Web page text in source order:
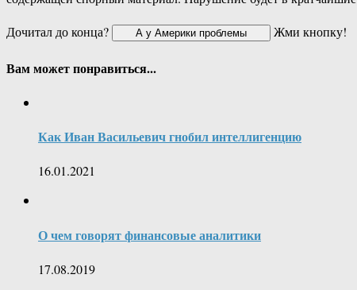
Дочитал до конца?
Жми кнопку!
Вам может понравиться...
Как Иван Васильевич гнобил интеллигенцию
16.01.2021
О чем говорят финансовые аналитики
17.08.2019